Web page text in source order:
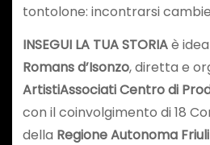
tontolone: incontrarsi
INSEGUI LA TUA STORIAè
Romans d’Isonzo, diretta e
ArtistiAssociati Centro di
con il coinvolgimento di 18
della Regione Autonoma